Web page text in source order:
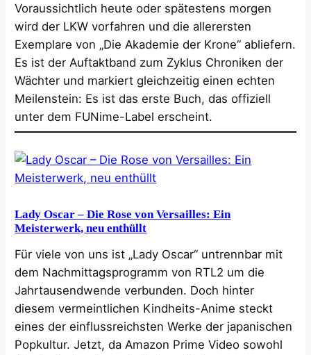
Voraussichtlich heute oder spätestens morgen
wird der LKW vorfahren und die allerersten
Exemplare von „Die Akademie der Krone“ abliefern.
Es ist der Auftaktband zum Zyklus Chroniken der
Wächter und markiert gleichzeitig einen echten
Meilenstein: Es ist das erste Buch, das offiziell
unter dem FUNime-Label erscheint.
Lady Oscar – Die Rose von Versailles: Ein
Meisterwerk, neu enthüllt
Für viele von uns ist „Lady Oscar“ untrennbar mit
dem Nachmittagsprogramm von RTL2 um die
Jahrtausendwende verbunden. Doch hinter
diesem vermeintlichen Kindheits-Anime steckt
eines der einflussreichsten Werke der japanischen
Popkultur. Jetzt, da Amazon Prime Video sowohl